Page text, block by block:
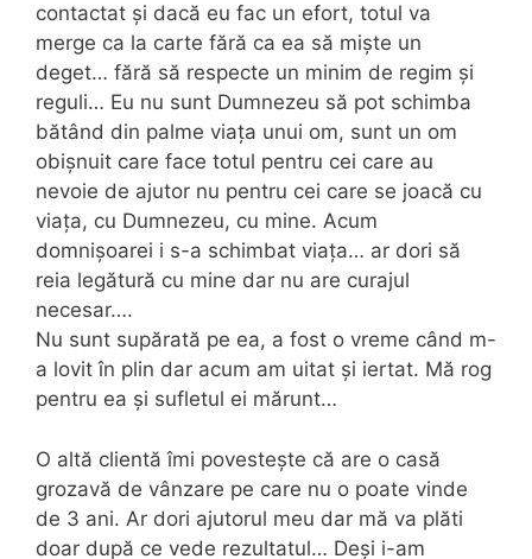
contactat și dacă eu fac un efort, totul va
merge ca la carte fără ca ea să miște un
deget… fără să respecte un minim de regim și
reguli… Eu nu sunt Dumnezeu să pot schimba
bătând din palme viața unui om, sunt un om
obișnuit care face totul pentru cei care au
nevoie de ajutor nu pentru cei care se joacă cu
viața, cu Dumnezeu, cu mine. Acum
domnișoarei i s-a schimbat viața… ar dori să
reia legătură cu mine dar nu are curajul
necesar….
Nu sunt supărată pe ea, a fost o vreme când m-
a lovit în plin dar acum am uitat și iertat. Mă rog
pentru ea și sufletul ei mărunt…
O altă clientă îmi povestește că are o casă
grozavă de vânzare pe care nu o poate vinde
de 3 ani. Ar dori ajutorul meu dar mă va plăti
doar după ce vede rezultatul… Deși i-am